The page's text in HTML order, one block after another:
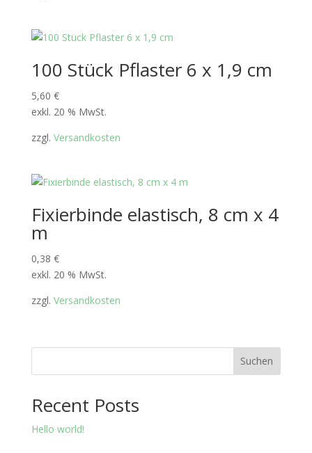
100 Stück Pflaster 6 x 1,9 cm
5,60 €
exkl. 20 % MwSt.
zzgl. Versandkosten
Fixierbinde elastisch, 8 cm x 4
m
0,38 €
exkl. 20 % MwSt.
zzgl. Versandkosten
Suchen
Recent Posts
Hello world!